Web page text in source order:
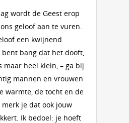
wordt de Geest erop
geloof aan te vuren.
een kwijnend
bang dat het dooft,
maar heel klein, – ga bij
mannen en vrouwen
warmte, de tocht en de
je dat ook jouw
Ik bedoel: je hoeft